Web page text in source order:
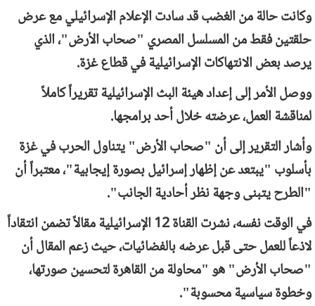
وكانت حالة من الغضب قد سادت الإعلام الإسرائيلي مع عرض
حلقتين فقط من المسلسل المصري "صحاب الأرض"، الذي
يرصد بعض الانتهاكات الإسرائيلية في قطاع غزة.
ووصل الأمر إلى إعداد هيئة البث الإسرائيلية تقريراً كاملاً
لمناقشة العمل، عرضته خلال أحد برامجها.
وأشار التقرير إلى أن "صحاب الأرض" يتناول الحرب في غزة
بأسلوب "يبتعد عن إظهار إسرائيل بصورة إيجابية"، معتبراً أن
"الطرح يتبنى وجهة نظر أحادية الجانب".
في الوقت نفسه، نشرت القناة 12 الإسرائيلية مقالاً تضمن انتقاداً
لاذعاً للعمل حتى قبل عرضه بالفضائيات، حيث زعم المقال أن
"صحاب الأرض" هو "محاولة من القاهرة لتحسين صورتها،
وخطوة سياسية محسوبة".